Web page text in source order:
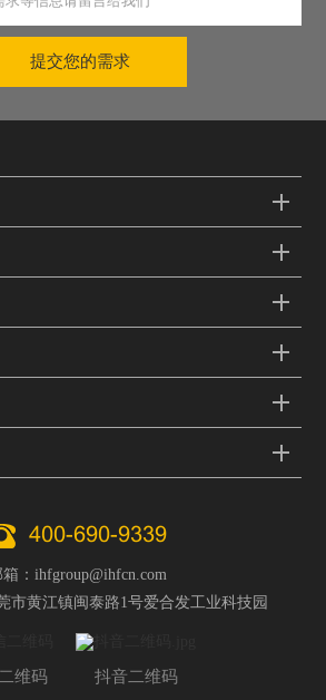
提交您的需求
400-690-9339
箱：ihfgroup@ihfcn.com
市黄江镇闽泰路1号爱合发工业科技园
维码 抖音二维码